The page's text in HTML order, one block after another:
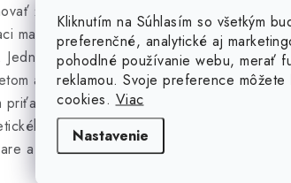
Kliknutím na Súhlasím so všetkým
preferenčné, analytické aj
pohodlné používanie webu, merať
reklamou. Svoje preference
cookies. Viac
Nastavenie
žiadny magnetický kovový materiál.
magnet odhalí vo zlisované hliníkovej
okolo hliníkovej kocky
a pocitovo vnímajte reakcie magnetu,
Tam, kde ucítite odpor je určite
poľa u tohto neodymového magnetu
a veľkosti kovového, magnetického